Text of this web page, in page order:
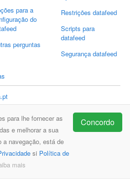
para a
do
perguntas
Restrições datafeed
Scripts para
datafeed
Segurança datafeed
para lhe fornecer as
e melhorar a sua
a navegação, está de
si Política de
mais
Concordo